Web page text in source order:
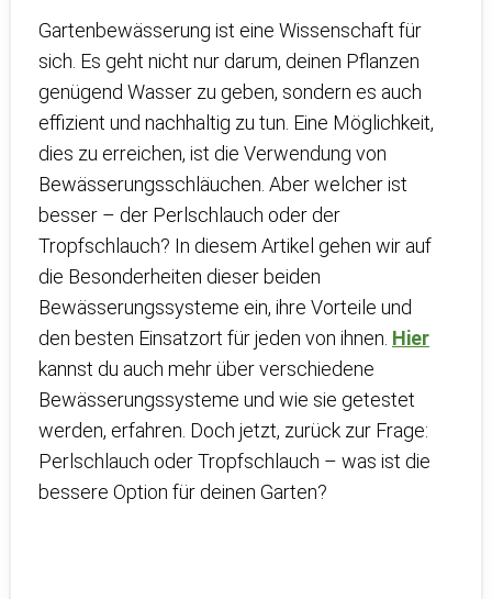
Gartenbewässerung ist eine Wissenschaft für
sich. Es geht nicht nur darum, deinen Pflanzen
genügend Wasser zu geben, sondern es auch
effizient und nachhaltig zu tun. Eine Möglichkeit,
dies zu erreichen, ist die Verwendung von
Bewässerungsschläuchen. Aber welcher ist
besser – der Perlschlauch oder der
Tropfschlauch? In diesem Artikel gehen wir auf
die Besonderheiten dieser beiden
Bewässerungssysteme ein, ihre Vorteile und
den besten Einsatzort für jeden von ihnen. Hier
kannst du auch mehr über verschiedene
Bewässerungssysteme und wie sie getestet
werden, erfahren. Doch jetzt, zurück zur Frage:
Perlschlauch oder Tropfschlauch – was ist die
bessere Option für deinen Garten?